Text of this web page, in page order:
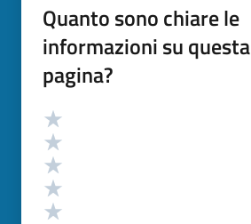
Quanto sono chiare le
informazioni su questa
pagina?
Valutazione